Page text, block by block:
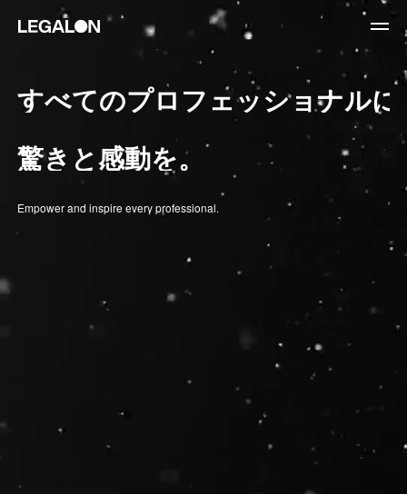
JP
会社情報 役員紹介
Contact
すべてのプロフェッショナルに
驚きと感動を。
Empower and inspire every professional.